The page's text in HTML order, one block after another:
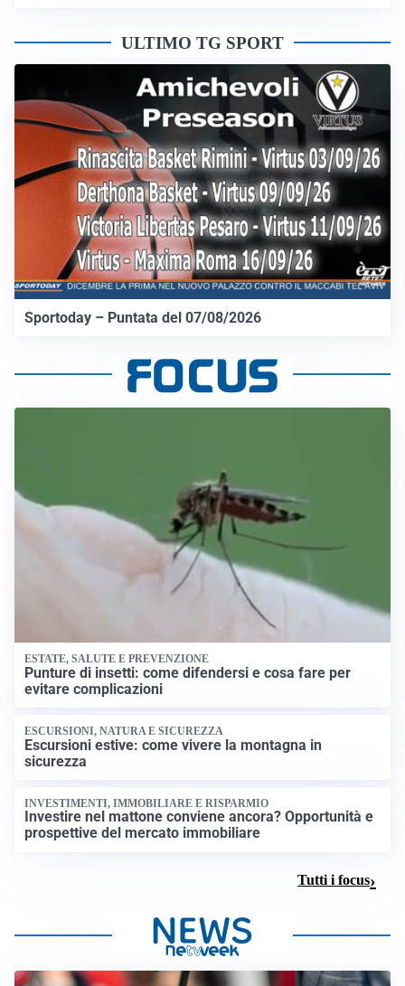
ULTIMO TG SPORT
Sportoday – Puntata del 07/08/2026
ESTATE, SALUTE E PREVENZIONE
Punture di insetti: come difendersi e cosa fare per
evitare complicazioni
ESCURSIONI, NATURA E SICUREZZA
Escursioni estive: come vivere la montagna in
sicurezza
INVESTIMENTI, IMMOBILIARE E RISPARMIO
Investire nel mattone conviene ancora? Opportunità e
prospettive del mercato immobiliare
Tutti i focus